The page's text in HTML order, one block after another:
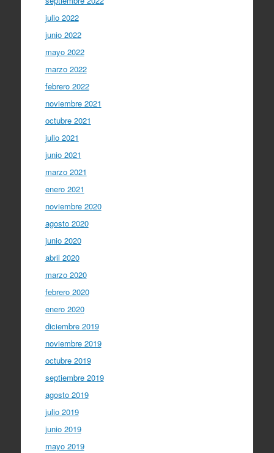
julio 2022
junio 2022
mayo 2022
marzo 2022
febrero 2022
noviembre 2021
octubre 2021
julio 2021
junio 2021
marzo 2021
enero 2021
noviembre 2020
agosto 2020
junio 2020
abril 2020
marzo 2020
febrero 2020
enero 2020
diciembre 2019
noviembre 2019
octubre 2019
septiembre 2019
agosto 2019
julio 2019
junio 2019
mayo 2019